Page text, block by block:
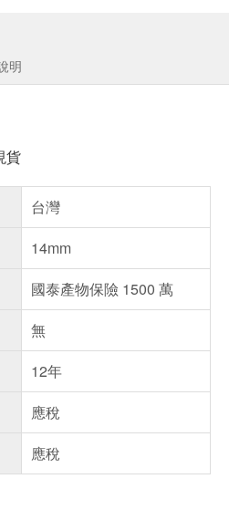
明
貨
台灣
14mm
國泰產物保險 1500 萬
無
12年
應稅
應稅